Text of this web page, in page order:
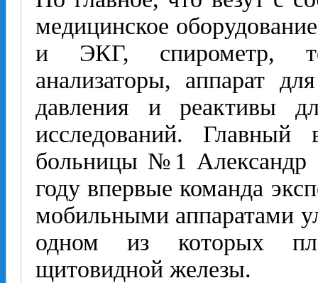
медицинское
и ЭКГ, спирометр,
анализаторы, аппарат
давления и реактивы
исследований. Главный
больницы №1 Александр
году впервые команда
мобильными аппаратами
одном из которых
щитовидной железы.